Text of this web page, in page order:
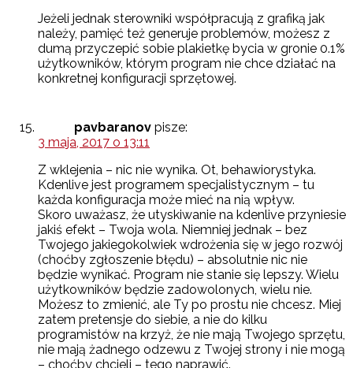
Jeżeli jednak sterowniki współpracują z grafiką jak
należy, pamięć też generuje problemów, możesz z
dumą przyczepić sobie plakietkę bycia w gronie 0.1%
użytkowników, którym program nie chce działać na
konkretnej konfiguracji sprzętowej.
pavbaranov pisze:
3 maja, 2017 o 13:11
Z wklejenia – nic nie wynika. Ot, behawiorystyka.
Kdenlive jest programem specjalistycznym – tu
każda konfiguracja może mieć na nią wpływ.
Skoro uważasz, że utyskiwanie na kdenlive przyniesie
jakiś efekt – Twoja wola. Niemniej jednak – bez
Twojego jakiegokolwiek wdrożenia się w jego rozwój
(choćby zgłoszenie błędu) – absolutnie nic nie
będzie wynikać. Program nie stanie się lepszy. Wielu
użytkowników będzie zadowolonych, wielu nie.
Możesz to zmienić, ale Ty po prostu nie chcesz. Miej
zatem pretensje do siebie, a nie do kilku
programistów na krzyż, że nie mają Twojego sprzętu,
nie mają żadnego odzewu z Twojej strony i nie mogą
– choćby chcieli – tego naprawić.